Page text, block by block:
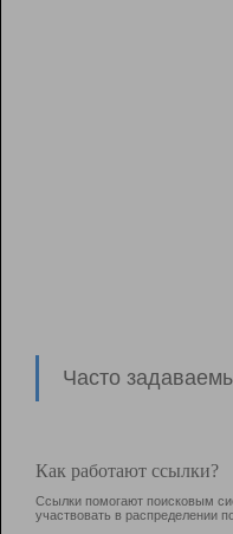
Часто
Как работают ссылки?
Ссылки помогают поисковым
участвовать в раcпределении